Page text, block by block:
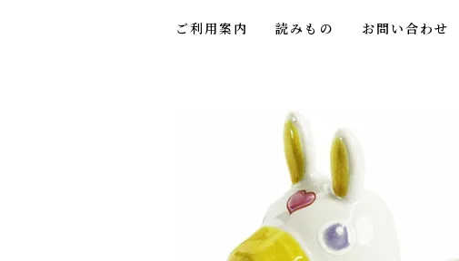
ご利用案内 読みもの お問い合わせ